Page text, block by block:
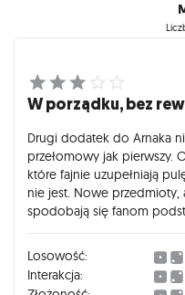
W porządku, bez
Drugi dodatek do Arnaka
przełomowy jak pierwszy.
które fajnie uzupełniają
nie jest. Nowe przedmioty,
spodobają się fanom
Losowość:
Interakcja: